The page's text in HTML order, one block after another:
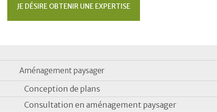
JE DÉSIRE OBTENIR UNE EXPERTISE
Aménagement paysager
Conception de plans
Consultation en aménagement paysager